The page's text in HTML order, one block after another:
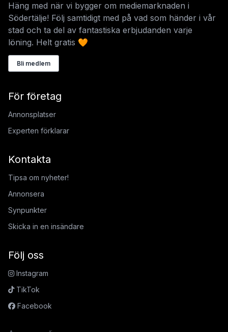
Häng med när vi bygger om mediemarknaden i
Södertälje! Följ samtidigt med på vad som händer i vår
stad och ta del av fantastiska erbjudanden varje
löning. Helt gratis 🧡
Bli medlem
För företag
Annonsplatser
Experten förklarar
Kontakta
Tipsa om nyheter!
Annonsera
Synpunkter
Skicka in en insändare
Följ oss
Instagram
TikTok
Facebook